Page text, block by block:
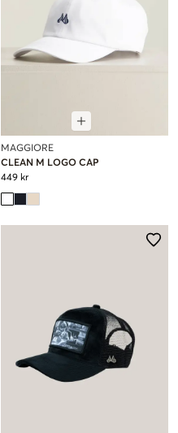
MAGGIORE
CLEAN M LOGO CAP
449 kr